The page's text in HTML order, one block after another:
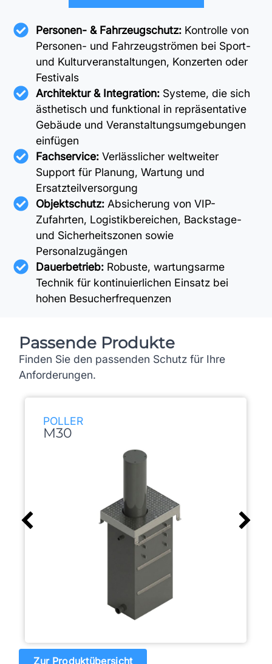
Personen- & Fahrzeugschutz:Kontrolle von
Personen- und Fahrzeugströmen bei Sport-
und Kulturveranstaltungen, Konzerten oder
Festivals
Architektur & Integration:Systeme, die sich
ästhetisch und funktional in repräsentative
Gebäude und Veranstaltungsumgebungen
einfügen
Fachservice:Verlässlicher weltweiter
Support für Planung, Wartung und
Ersatzteilversorgung
Objektschutz:Absicherung von VIP-
Zufahrten, Logistikbereichen, Backstage-
und Sicherheitszonen sowie
Personalzugängen
Dauerbetrieb:Robuste, wartungsarme
Technik für kontinuierlichen Einsatz bei
hohen Besucherfrequenzen
Passende Produkte
Finden Sie den passenden Schutz für Ihre
Anforderungen.
POLLER
M30
Zur Produktübersicht